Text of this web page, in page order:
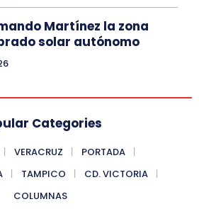
Martínez la zona
solar autónomo
Categories
VERACRUZ
PORTADA
TAMPICO
CD. VICTORIA
COLUMNAS